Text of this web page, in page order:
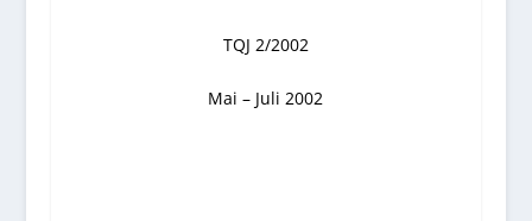
TQJ 2/2002
Mai – Juli 2002